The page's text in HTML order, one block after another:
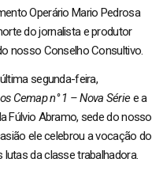
Operário Mario Pedrosa
do jornalista e produtor
nosso Conselho Consultivo.
segunda-feira,
Cemap n° 1 – Nova Sériee a
Fúlvio Abramo, sede do nosso
ele celebrou a vocação do
da classe trabalhadora.